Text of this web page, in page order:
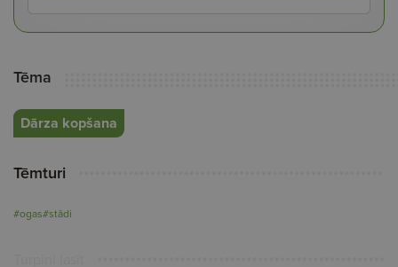
Tēma
Dārza kopšana
Tēmturi
#ogas#stādi